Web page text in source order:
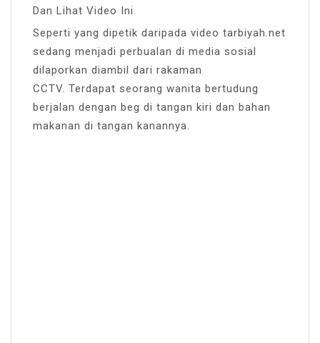
Dan Lihat Video Ini.
Seperti yang dipetik daripada video tarbiyah.net
sedang menjadi perbualan di media sosial
dilaporkan diambil dari rakaman
CCTV. Terdapat seorang wanita bertudung
berjalan dengan beg di tangan kiri dan bahan
makanan di tangan kanannya.